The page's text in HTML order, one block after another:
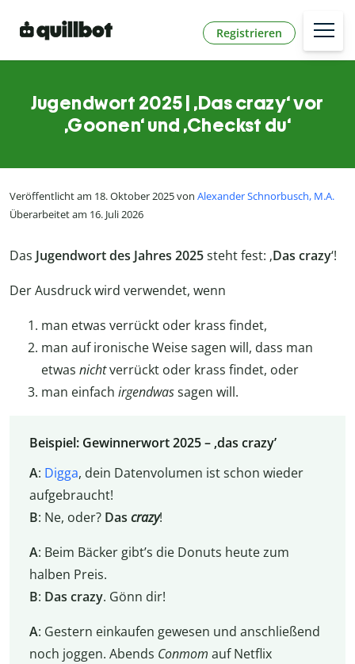
Registrieren
Jugendwort 2025 | ‚Das crazy‘ vor
‚Goonen‘ und ‚Checkst du‘
Veröffentlicht am 18. Oktober 2025 von Alexander Schnorbusch, M.A.
Überarbeitet am 16. Juli 2026
Das Jugendwort des Jahres 2025steht fest: ‚Das crazy‘!
Der Ausdruck wird verwendet, wenn
man etwas verrückt oder krass findet,
man auf ironische Weise sagen will, dass man
etwas nichtverrückt oder krass findet, oder
man einfach irgendwassagen will.
Beispiel: Gewinnerwort 2025 – ‚das crazy’
A: Digga, dein Datenvolumen ist schon wieder
aufgebraucht!
B: Ne, oder? Das crazy!
A: Beim Bäcker gibt’s die Donuts heute zum
halben Preis.
B: Das crazy. Gönn dir!
A: Gestern einkaufen gewesen und anschließend
noch joggen. Abends Conmom auf Netflix